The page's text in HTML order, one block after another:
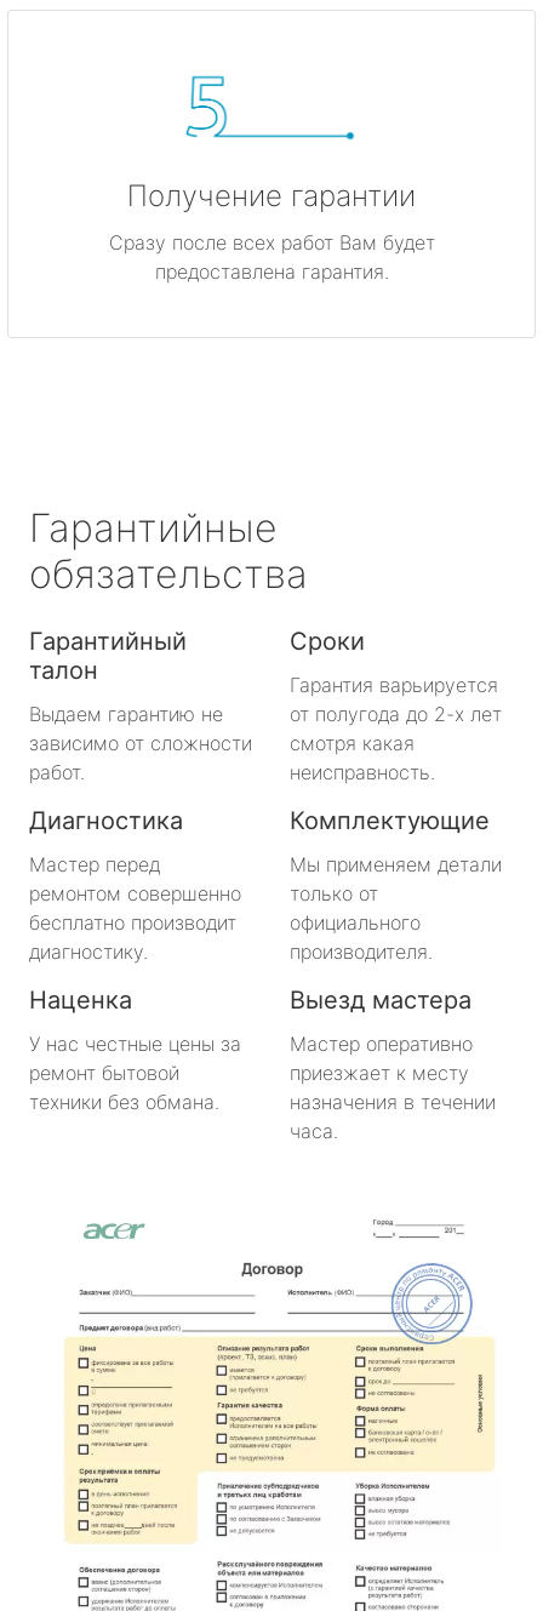
Получение гарантии
Сразу после всех работ Вам будет
предоставлена гарантия.
Гарантийные
обязательства
Гарантийный
талон
Выдаем гарантию не
зависимо от сложности
работ.
Сроки
Гарантия варьируется
от полугода до 2-х лет
смотря какая
неисправность.
Диагностика
Мастер перед
ремонтом совершенно
бесплатно производит
диагностику.
Комплектующие
Мы применяем детали
только от
официального
производителя.
Наценка
У нас честные цены за
ремонт бытовой
техники без обмана.
Выезд мастера
Мастер оперативно
приезжает к месту
назначения в течении
часа.